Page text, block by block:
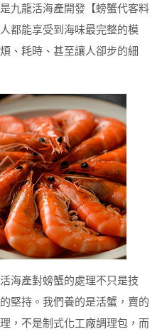
九龍活海產開發【螃蟹代客料
都能享受到海味最完整的模
、耗時、甚至讓人卻步的細
海產對螃蟹的處理不只是技
堅持。我們養的是活蟹，賣的
，不是制式化工廠調理包，而